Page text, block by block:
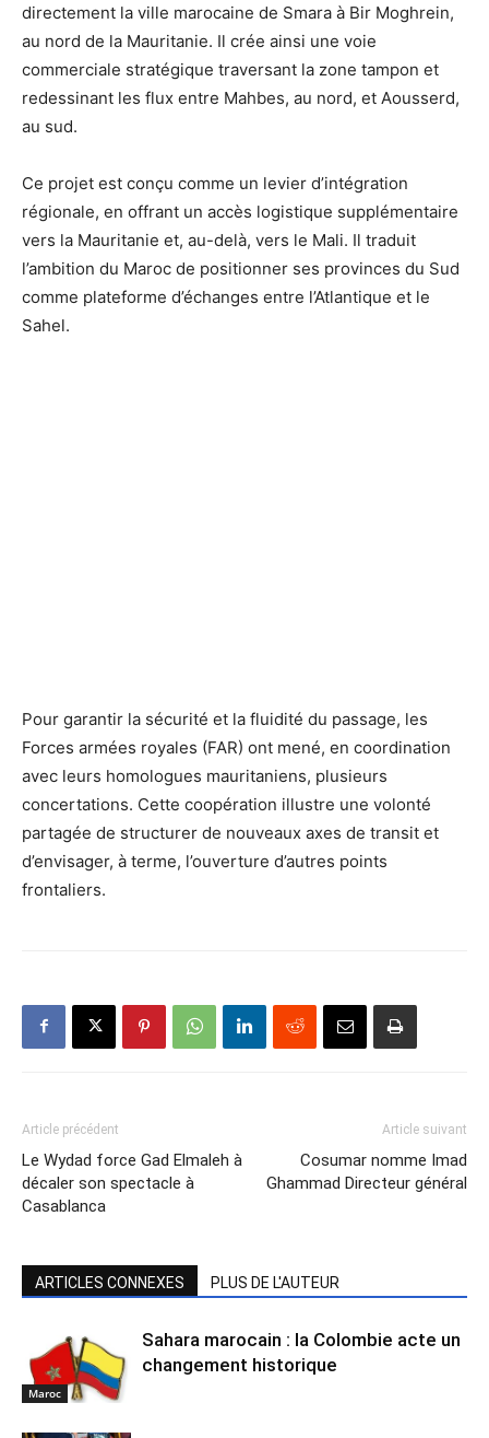
directement la ville marocaine de Smara à Bir Moghrein,
au nord de la Mauritanie. Il crée ainsi une voie
commerciale stratégique traversant la zone tampon et
redessinant les flux entre Mahbes, au nord, et Aousserd,
au sud.
Ce projet est conçu comme un levier d’intégration
régionale, en offrant un accès logistique supplémentaire
vers la Mauritanie et, au-delà, vers le Mali. Il traduit
l’ambition du Maroc de positionner ses provinces du Sud
comme plateforme d’échanges entre l’Atlantique et le
Sahel.
Pour garantir la sécurité et la fluidité du passage, les
Forces armées royales (FAR) ont mené, en coordination
avec leurs homologues mauritaniens, plusieurs
concertations. Cette coopération illustre une volonté
partagée de structurer de nouveaux axes de transit et
d’envisager, à terme, l’ouverture d’autres points
frontaliers.
Article précédent
Le Wydad force Gad Elmaleh à
décaler son spectacle à
Casablanca
Article suivant
Cosumar nomme Imad
Ghammad Directeur général
ARTICLES CONNEXES PLUS DE L'AUTEUR
Maroc
Sahara marocain : la Colombie acte un
changement historique